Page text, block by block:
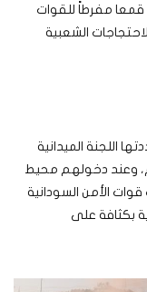
قمعا مفرطاً للقوات
الشعبية
اللجنة الميدانية
وعند دخولهم محيط
الأمن السودانية
بكثافة على